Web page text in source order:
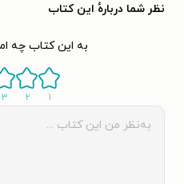
نظر شما دربارهٔ این کتاب
به این کتاب چه
۱ ۲ ۳